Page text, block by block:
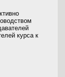
курса к